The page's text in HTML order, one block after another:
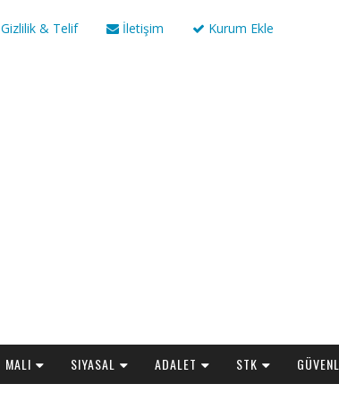
Gizlilik & Telif İletişim Kurum Ekle
MALI SIYASAL ADALET STK